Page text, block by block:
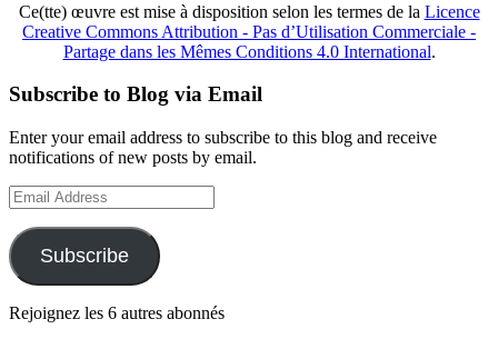
Ce(tte) œuvre est mise à disposition selon les termes de la Licence
Creative Commons Attribution - Pas d’Utilisation Commerciale -
Partage dans les Mêmes Conditions 4.0 International.
Subscribe to Blog via Email
Enter your email address to subscribe to this blog and receive
notifications of new posts by email.
Email
Address
Subscribe
Rejoignez les 6 autres abonnés